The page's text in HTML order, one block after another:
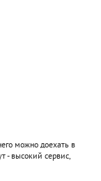
можно доехать в
- высокий сервис,
Посетителям на